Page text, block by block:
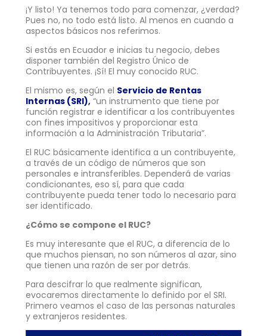
¡Y listo! Ya tenemos todo para comenzar, ¿verdad?
Pues no, no todo está listo. Al menos en cuando a
aspectos básicos nos referimos.
Si estás en Ecuador e inicias tu negocio, debes
disponer también del Registro Único de
Contribuyentes. ¡Sí! El muy conocido RUC.
El mismo es, según el Servicio de Rentas
Internas (SRI), “un instrumento que tiene por
función registrar e identificar a los contribuyentes
con fines impositivos y proporcionar esta
información a la Administración Tributaria”.
El RUC básicamente identifica a un contribuyente,
a través de un código de números que son
personales e intransferibles. Dependerá de varias
condicionantes, eso sí, para que cada
contribuyente pueda tener todo lo necesario para
ser identificado.
¿Cómo se compone el RUC?
Es muy interesante que el RUC, a diferencia de lo
que muchos piensan, no son números al azar, sino
que tienen una razón de ser por detrás.
Para descifrar lo que realmente significan,
evocaremos directamente lo definido por el SRI.
Primero veamos el caso de las personas naturales
y extranjeros residentes.